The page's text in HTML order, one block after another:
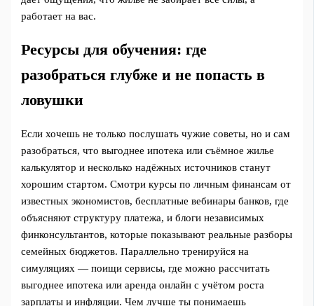
работает на вас.
Ресурсы для обучения: где
разобраться глубже и не попасть в
ловушки
Если хочешь не только послушать чужие советы, но и сам
разобраться, что выгоднее ипотека или съёмное жилье
калькулятор и несколько надёжных источников станут
хорошим стартом. Смотри курсы по личным финансам от
известных экономистов, бесплатные вебинары банков, где
объясняют структуру платежа, и блоги независимых
финконсультантов, которые показывают реальные разборы
семейных бюджетов. Параллельно тренируйся на
симуляциях — поищи сервисы, где можно рассчитать
выгоднее ипотека или аренда онлайн с учётом роста
зарплаты и инфляции. Чем лучше ты понимаешь